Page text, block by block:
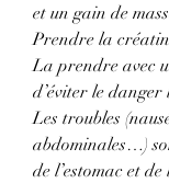
et un gain de
Prendre la
La prendre avec
d’éviter le
Les troubles
abdominales…)
de l’estomac et